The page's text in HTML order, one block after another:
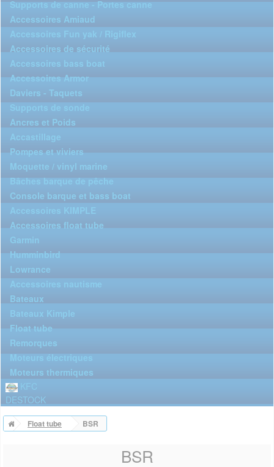
Supports de canne - Portes canne
Accessoires Amiaud
Accessoires Fun yak / Rigiflex
Accessoires de sécurité
Accessoires bass boat
Accessoires Armor
Daviers - Taquets
Ancres et Poids
Accastillage
Pompes et viviers
Moquette / vinyl marine
Bâches barque de pêche
Console barque et bass boat
Accessoires KIMPLE
Accessoires float tube
Garmin
Humminbird
Lowrance
Accessoires nautisme
Bateaux
Bateaux Kimple
Float tube
Remorques
Moteurs électriques
Moteurs thermiques
KFC
DESTOCK
Float tube BSR
BSR